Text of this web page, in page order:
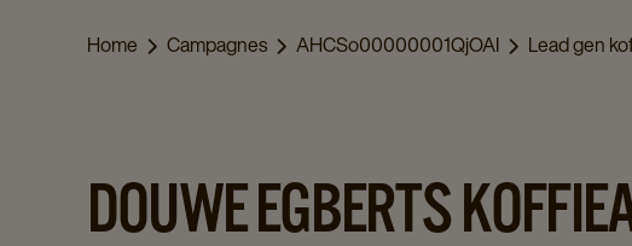
Home Campagnes AHCSo00000001QjOAI Lead gen
DOUWE EGBERTS